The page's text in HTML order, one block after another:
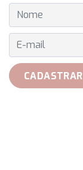
E-MAIL
CADASTRAR